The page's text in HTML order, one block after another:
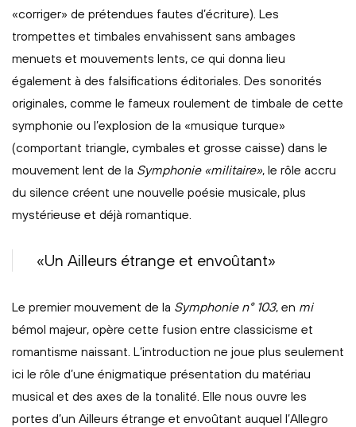
«corriger» de prétendues fautes d’écriture). Les
trompettes et timbales envahissent sans ambages
menuets et mouvements lents, ce qui donna lieu
également à des falsifications éditoriales. Des sonorités
originales, comme le fameux roulement de timbale de cette
symphonie ou l’explosion de la «musique turque»
(comportant triangle, cymbales et grosse caisse) dans le
mouvement lent de la Symphonie «militaire», le rôle accru
du silence créent une nouvelle poésie musicale, plus
mystérieuse et déjà romantique.
«Un Ailleurs étrange et envoûtant»
Le premier mouvement de la Symphonie n° 103, en mi
bémol majeur, opère cette fusion entre classicisme et
romantisme naissant. L’introduction ne joue plus seulement
ici le rôle d’une énigmatique présentation du matériau
musical et des axes de la tonalité. Elle nous ouvre les
portes d’un Ailleurs étrange et envoûtant auquel l’Allegro